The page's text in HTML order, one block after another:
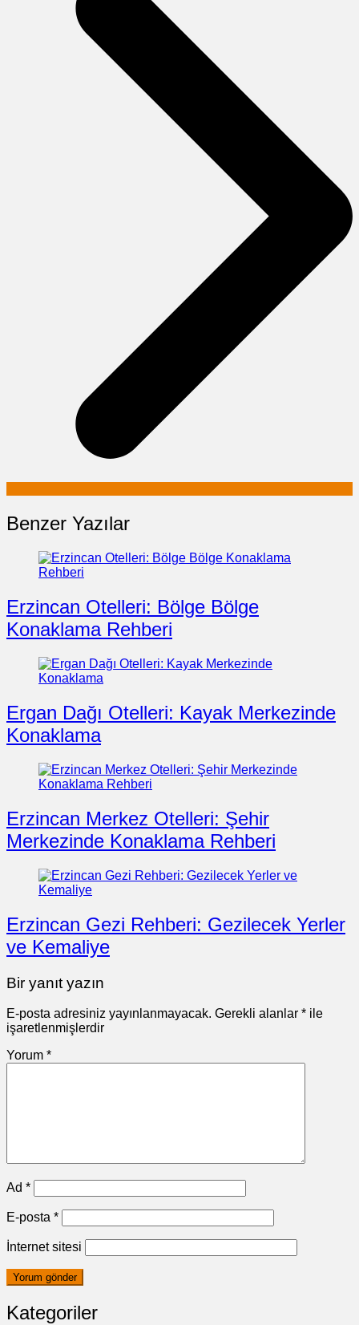
Benzer Yazılar
Erzincan Otelleri: Bölge Bölge
Konaklama Rehberi
Ergan Dağı Otelleri: Kayak Merkezinde
Konaklama
Erzincan Merkez Otelleri: Şehir
Merkezinde Konaklama Rehberi
Erzincan Gezi Rehberi: Gezilecek Yerler
ve Kemaliye
Bir yanıt yazın
E-posta adresiniz yayınlanmayacak. Gerekli alanlar * ile
işaretlenmişlerdir
Yorum *
Ad *
E-posta *
İnternet sitesi
Kategoriler